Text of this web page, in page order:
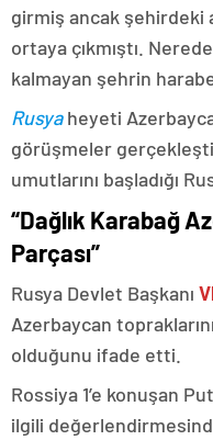
girmiş ancak şehirdeki
ortaya çıkmıştı.
kalmayan şehrin
Rusyaheyeti
görüşmeler
umutlarını başladığı
“Dağlık Karabağ
Parçası”
Rusya Devlet Başkanı
Azerbaycan
olduğunu ifade etti.
Rossiya 1’e konuşan
ilgili